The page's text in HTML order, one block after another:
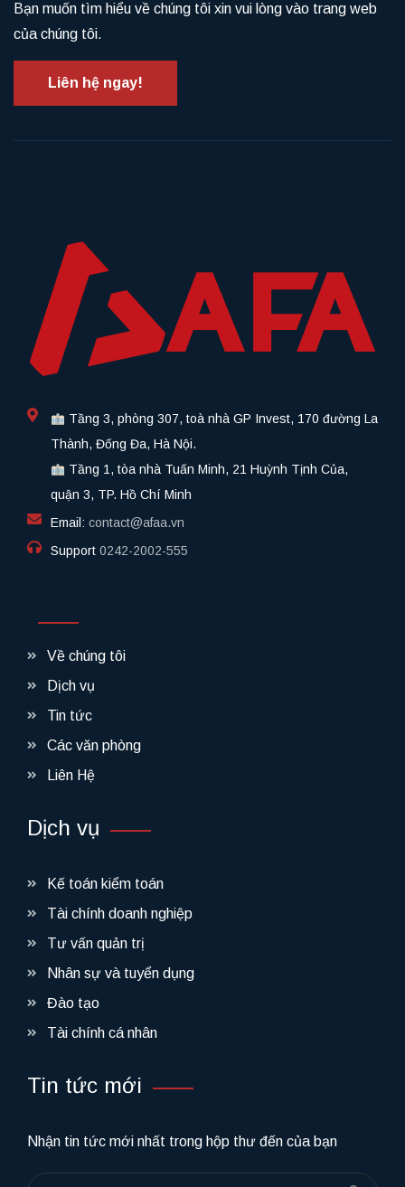
Bạn muốn tìm hiểu về chúng tôi xin vui lòng vào trang web
của chúng tôi.
Liên hệ ngay!
Tầng 3, phòng 307, toà nhà GP Invest, 170 đường La
Thành, Đống Đa, Hà Nội.
Tầng 1, tòa nhà Tuấn Minh, 21 Huỳnh Tịnh Của,
quận 3, TP. Hồ Chí Minh
Email: contact@afaa.vn
Support 0242-2002-555​
Về chúng tôi
Dịch vụ
Tin tức
Các văn phòng
Liên Hệ
Dịch vụ
Kế toán kiểm toán
Tài chính doanh nghiệp
Tư vấn quản trị
Nhân sự và tuyển dụng
Đào tạo
Tài chính cá nhân
Tin tức mới
Nhận tin tức mới nhất trong hộp thư đến của bạn